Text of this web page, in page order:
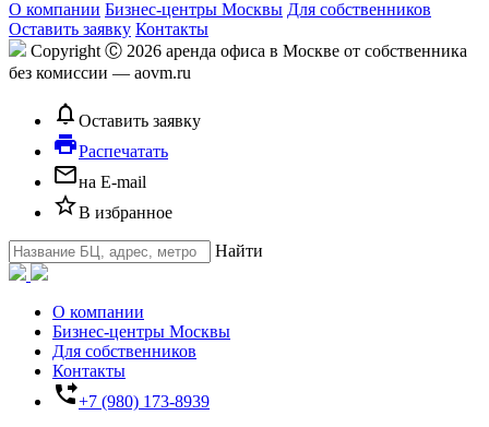
О компании Бизнес-центры Москвы Для собственников
Оставить заявку Контакты
Copyright Ⓒ 2026 аренда офиса в Москве от собственника
без комиссии — aovm.ru
notifications_none Оставить заявку
local_printshopРаспечатать
mail_outlineна E-mail
star_borderВ избранное
Найти
О компании
Бизнес-центры Москвы
Для собственников
Контакты
phone_forwarded+7 (980) 173-8939